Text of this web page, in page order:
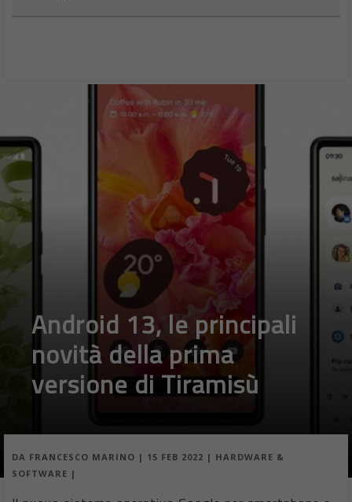
Android 13, le principali
novità della prima
versione di Tiramisù
DA FRANCESCO MARINO | 15 FEB 2022 | HARDWARE &
SOFTWARE |